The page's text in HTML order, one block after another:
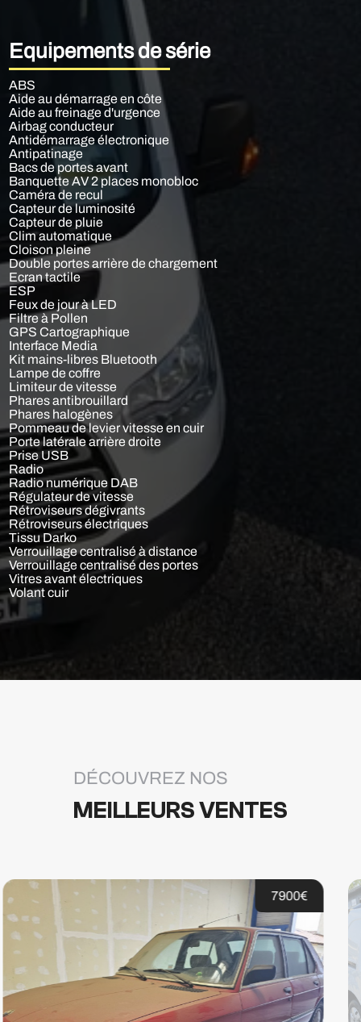
Equipements de série
ABS
Aide au démarrage en côte
Aide au freinage d'urgence
Airbag conducteur
Antidémarrage électronique
Antipatinage
Bacs de portes avant
Banquette AV 2 places monobloc
Caméra de recul
Capteur de luminosité
Capteur de pluie
Clim automatique
Cloison pleine
Double portes arrière de chargement
Ecran tactile
ESP
Feux de jour à LED
Filtre à Pollen
GPS Cartographique
Interface Media
Kit mains-libres Bluetooth
Lampe de coffre
Limiteur de vitesse
Phares antibrouillard
Phares halogènes
Pommeau de levier vitesse en cuir
Porte latérale arrière droite
Prise USB
Radio
Radio numérique DAB
Régulateur de vitesse
Rétroviseurs dégivrants
Rétroviseurs électriques
Tissu Darko
Verrouillage centralisé à distance
Verrouillage centralisé des portes
Vitres avant électriques
Volant cuir
DÉCOUVREZ NOS
MEILLEURS VENTES
19900€